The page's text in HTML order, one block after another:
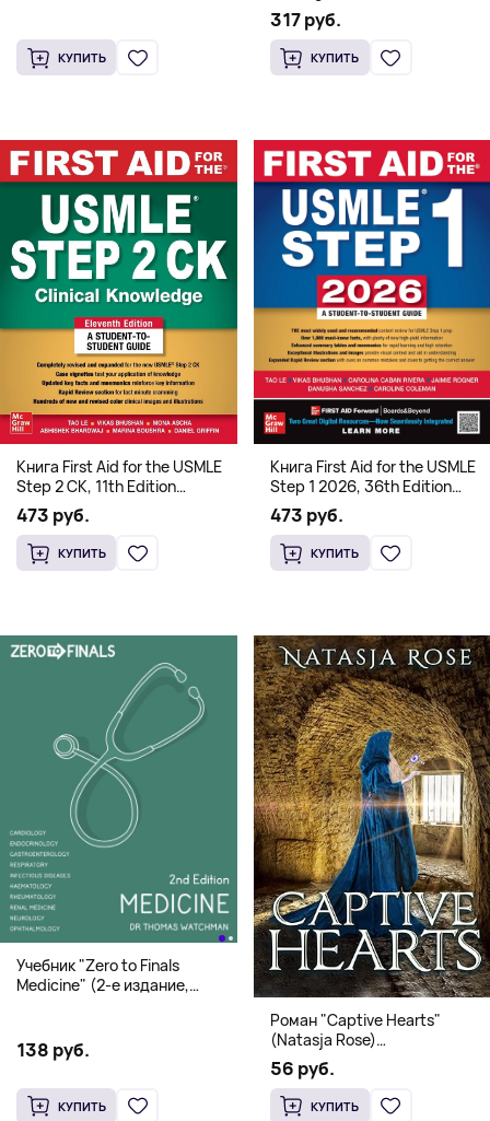
КУПИТЬ
системная архитектура для
HFT
317 руб.
КУПИТЬ
Книга First Aid for the USMLE
Step 2 CK, 11th Edition
(Мягкий переплет,
Английский язык)
473 руб.
КУПИТЬ
Книга First Aid for the USMLE
Step 1 2026, 36th Edition
(Мягкий переплет,
Английский язык)
473 руб.
КУПИТЬ
Учебник "Zero to Finals
Medicine" (2-е издание,
138 руб.
КУПИТЬ
Роман "Captive Hearts"
(Natasja Rose)
Романтическое фэнтези
56 руб.
КУПИТЬ